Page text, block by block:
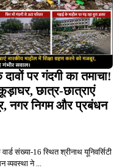
पर गंदगी का तमाचा!
छात्र-छात्राएं
नगर निगम और प्रबंधन
संख्या-16 स्थित श्रीनाथ यूनिवर्सिटी
ने ...